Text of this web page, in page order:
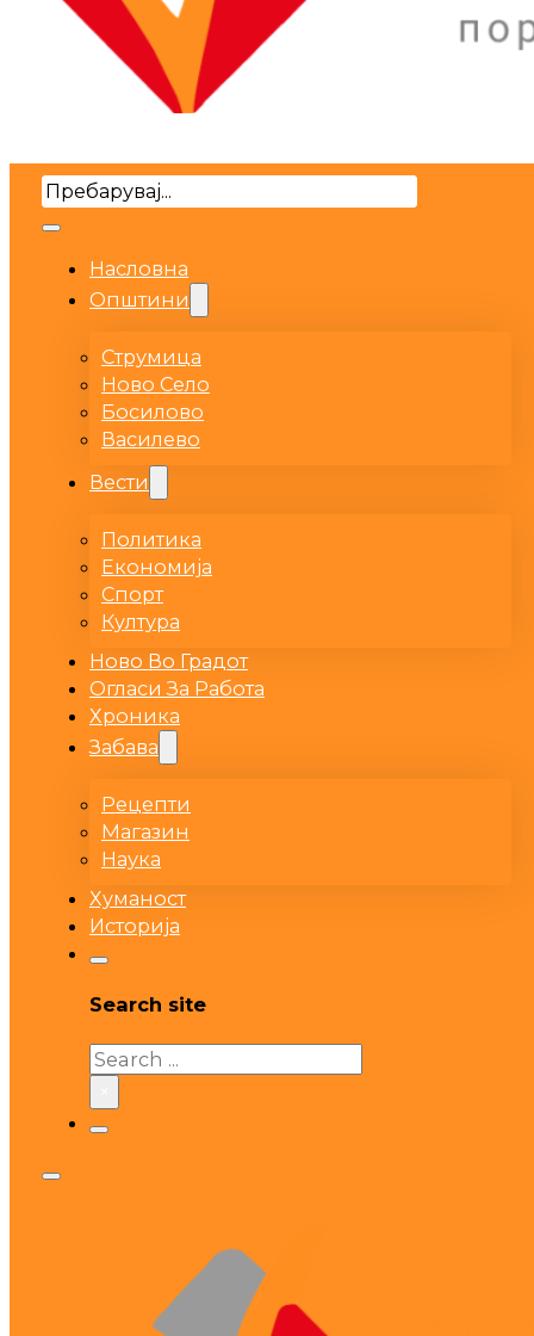
Search
Насловна
Општини
Струмица
Ново Село
Босилово
Василево
Вести
Политика
Економија
Спорт
Култура
Ново Во Градот
Огласи За Работа
Хроника
Забава
Рецепти
Магазин
Наука
Хуманост
Историја
Search site
Search